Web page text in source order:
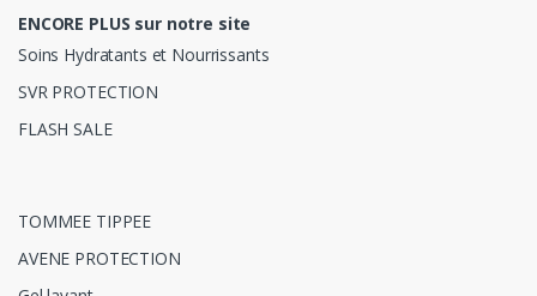
ENCORE PLUS sur notre site
Soins Hydratants et Nourrissants
SVR PROTECTION
FLASH SALE
TOMMEE TIPPEE
AVENE PROTECTION